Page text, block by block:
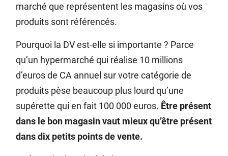
marché que représentent les magasins où vos
produits sont référencés.
Pourquoi la DV est-elle si importante ? Parce
qu’un hypermarché qui réalise 10 millions
d’euros de CA annuel sur votre catégorie de
produits pèse beaucoup plus lourd qu’une
supérette qui en fait 100 000 euros. Être présent
dans le bon magasin vaut mieux qu’être présent
dans dix petits points de vente.